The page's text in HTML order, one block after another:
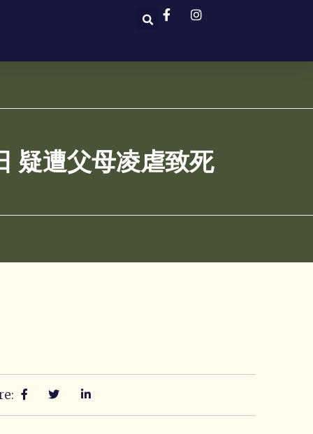
疑遭父母凌虐致死